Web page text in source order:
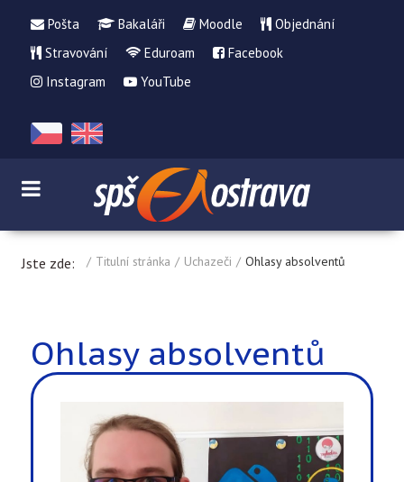
Pošta Bakaláři Moodle
Objednání
Stravování
Eduroam
Facebook
Instagram
YouTube
Jste zde: Titulní stránka Uchazeči Ohlasy absolventů
Ohlasy absolventů